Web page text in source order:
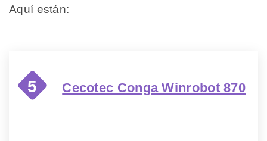
Aquí están:
5 Cecotec Conga Winrobot 870